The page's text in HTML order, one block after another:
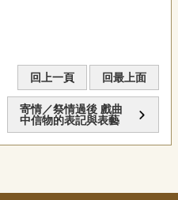
回上一頁 回最上面
寄情／祭情過後 戲曲
中信物的表記與表藝